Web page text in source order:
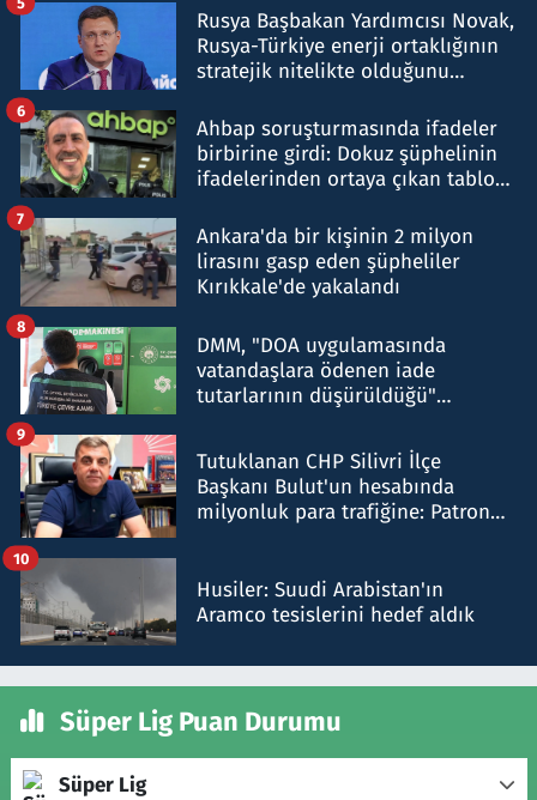
Rusya Başbakan Yardımcısı Novak,
Rusya-Türkiye enerji ortaklığının
stratejik nitelikte olduğunu
Ahbap soruşturmasında ifadeler
birbirine girdi: Dokuz şüphelinin
ifadelerinden ortaya çıkan tablo
6
Ankara'da bir kişinin 2 milyon
lirasını gasp eden şüpheliler
Kırıkkale'de yakalandı
7
DMM, "DOA uygulamasında
vatandaşlara ödenen iade
tutarlarının düşürüldüğü"
8
Tutuklanan CHP Silivri İlçe
Başkanı Bulut'un hesabında
milyonluk para trafiğine: Patron
9
Husiler: Suudi Arabistan'ın
Aramco tesislerini hedef aldık
10
Süper Lig Puan Durumu
Süper Lig